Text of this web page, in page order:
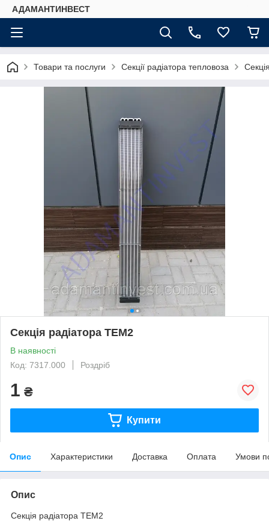
АДАМАНТИНВЕСТ
Товари та послуги Секції радіатора тепловоза
Секція радіатора ТЕМ2
В наявності
Код: 7317.000
Роздріб
1 ₴
Купити
Опис Характеристики Доставка Оплата Умови
Опис
Секція радіатора ТЕМ2